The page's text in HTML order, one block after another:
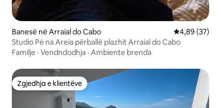
Banesë në Arraial do Cabo Vlerësimi
4,89 (37)
Studio Pé na Areia përballë plazhit Arraial do Cabo
Familje · Vendndodhja · Ambiente brenda
Zgjedhja e klientëve
Zgjedhja e klientëve